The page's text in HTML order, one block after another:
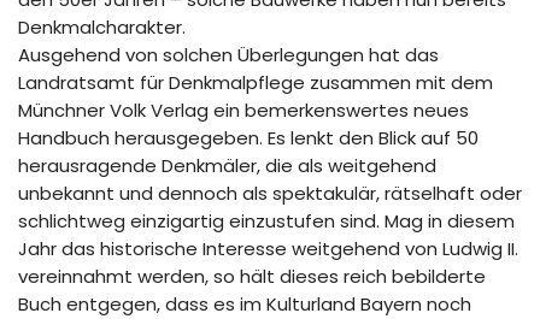
Denkmalcharakter.
Ausgehend von solchen Überlegungen hat das
Landratsamt für Denkmalpflege zusammen mit dem
Münchner Volk Verlag ein bemerkenswertes neues
Handbuch herausgegeben. Es lenkt den Blick auf 50
herausragende Denkmäler, die als weitgehend
unbekannt und dennoch als spektakulär, rätselhaft oder
schlichtweg einzigartig einzustufen sind. Mag in diesem
Jahr das historische Interesse weitgehend von Ludwig II.
vereinnahmt werden, so hält dieses reich bebilderte
Buch entgegen, dass es im Kulturland Bayern noch